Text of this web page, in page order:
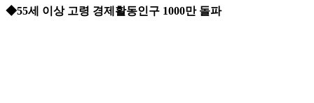
◆55세 이상 고령 경제활동인구 1000만 돌파